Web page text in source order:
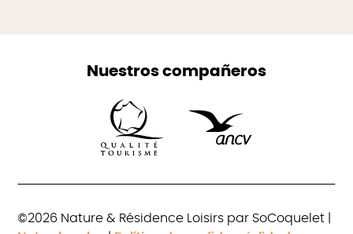
Nuestros compañeros
©2026 Nature & Résidence Loisirs par SoCoquelet |